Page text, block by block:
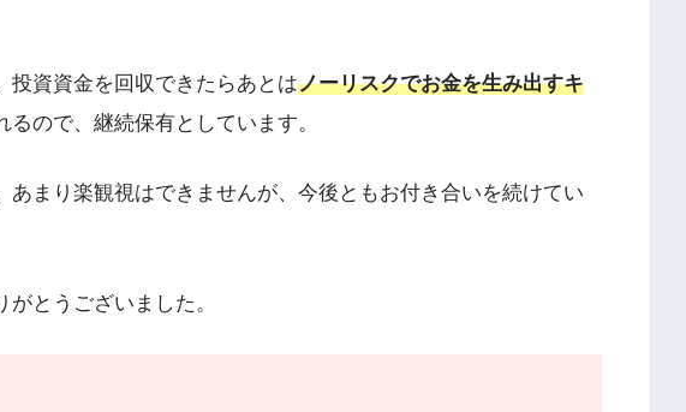
投資資金を回収できたらあとはノーリスクでお金を生み出すキ
るので、継続保有としています。
あまり楽観視はできませんが、今後ともお付き合いを続けてい
とうございました。